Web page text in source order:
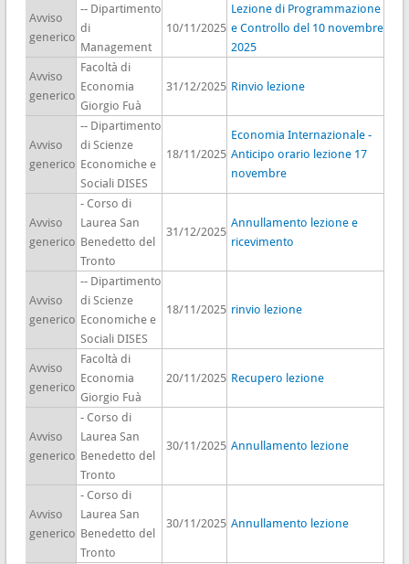
Avviso
generico
-- Dipartimento
di
Management
10/11/2025
Lezione di Programmazione
e Controllo del 10 novembre
2025
Avviso
generico
Facoltà di
Economia
Giorgio Fuà
31/12/2025 Rinvio lezione
Avviso
generico
-- Dipartimento
di Scienze
Economiche e
Sociali DISES
18/11/2025
Economia Internazionale -
Anticipo orario lezione 17
novembre
Avviso
generico
- Corso di
Laurea San
Benedetto del
Tronto
31/12/2025
Annullamento lezione e
ricevimento
Avviso
generico
-- Dipartimento
di Scienze
Economiche e
Sociali DISES
18/11/2025 rinvio lezione
Avviso
generico
Facoltà di
Economia
Giorgio Fuà
20/11/2025 Recupero lezione
Avviso
generico
- Corso di
Laurea San
Benedetto del
Tronto
30/11/2025 Annullamento lezione
Avviso
generico
- Corso di
Laurea San
Benedetto del
Tronto
30/11/2025 Annullamento lezione